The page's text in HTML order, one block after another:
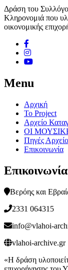
Δράση του
Κληρονομιά που
οικονομικής
Menu
Αρχική
Το Project
Αρχείο
ΟΙ
Πηγές
Επικοινωνία
Επικοινωνία
Βερόης και
2331 064315
info@vlahoi-
vlahoi-archive.gr
«Η δράση